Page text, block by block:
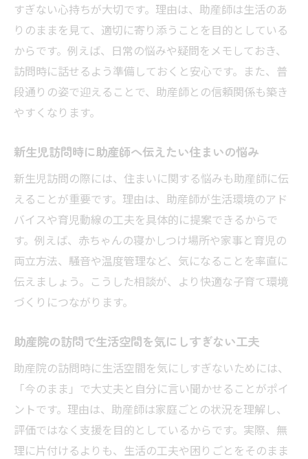
すぎない心持ちが大切です。理由は、助産師は生活のあ
りのままを見て、適切に寄り添うことを目的としている
からです。例えば、日常の悩みや疑問をメモしておき、
訪問時に話せるよう準備しておくと安心です。また、普
段通りの姿で迎えることで、助産師との信頼関係も築き
やすくなります。
新生児訪問時に助産師へ伝えたい住まいの悩み
新生児訪問の際には、住まいに関する悩みも助産師に伝
えることが重要です。理由は、助産師が生活環境のアド
バイスや育児動線の工夫を具体的に提案できるからで
す。例えば、赤ちゃんの寝かしつけ場所や家事と育児の
両立方法、騒音や温度管理など、気になることを率直に
伝えましょう。こうした相談が、より快適な子育て環境
づくりにつながります。
助産院の訪問で生活空間を気にしすぎない工夫
助産院の訪問時に生活空間を気にしすぎないためには、
「今のまま」で大丈夫と自分に言い聞かせることがポイ
ントです。理由は、助産師は家庭ごとの状況を理解し、
評価ではなく支援を目的としているからです。実際、無
理に片付けるよりも、生活の工夫や困りごとをそのまま